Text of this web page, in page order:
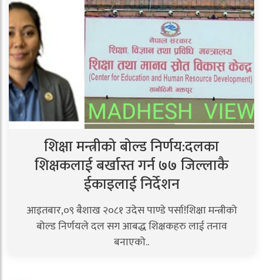
शिक्षा मन्त्रीको बोल्ड निर्णय:दलका
शिक्षकलाई बर्खास्त गर्न ७७ जिल्लाकै
ईकाइलाई निर्देशन
आइतबार,०९ बैशाख २०८१ उदेस पाण्डे पर्सा!शिक्षा मन्त्रीको
बोल्ड निर्णयले दल सग आबद्ध शिक्षकहरु लाई तनाव
बनाएको..